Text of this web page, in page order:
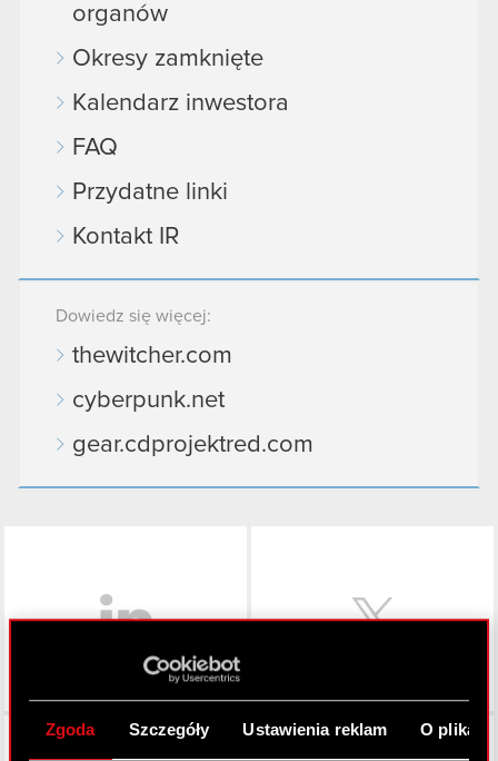
Zgoda Szczegóły Ustawienia reklam O
organów
Okresy zamknięte
Kalendarz inwestora
FAQ
Przydatne linki
Kontakt IR
Dowiedz się więcej:
thewitcher.com
cyberpunk.net
gear.cdprojektred.com
Facebook